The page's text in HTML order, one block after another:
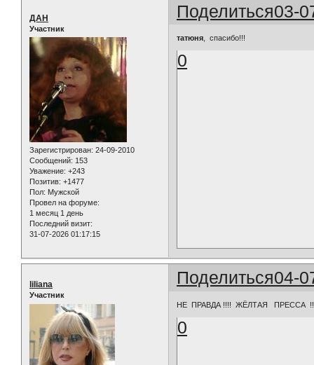
Поделиться03-
ДАН
Участник
Зарегистрирован: 24-09-2010
Сообщений: 153
Уважение: +243
Позитив: +1477
Пол: Мужской
Провел на форуме:
1 месяц 1 день
Последний визит:
31-07-2026 01:17:15
татюня, спасибо!!!
0
Поделиться04-
liliana
Участник
НЕ ПРАВДА !!!! ЖЁЛТАЯ ПРЕССА
0